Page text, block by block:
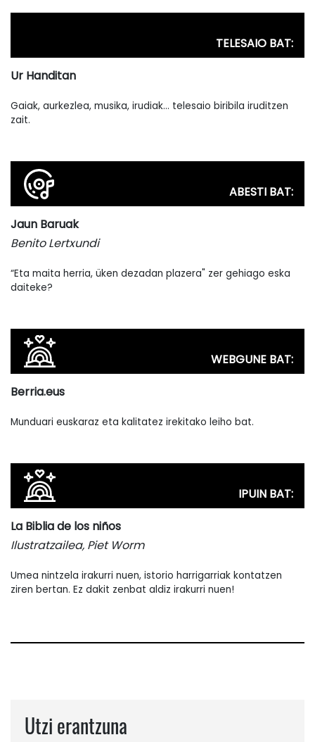
TELESAIO BAT:
Ur Handitan
Gaiak, aurkezlea, musika, irudiak... telesaio biribila iruditzen
zait.
ABESTI BAT:
Jaun Baruak
Benito Lertxundi
“Eta maita herria, üken dezadan plazera" zer gehiago eska
daiteke?
WEBGUNE BAT:
Berria.eus
Munduari euskaraz eta kalitatez irekitako leiho bat.
IPUIN BAT:
La Biblia de los niños
Ilustratzailea, Piet Worm
Umea nintzela irakurri nuen, istorio harrigarriak kontatzen
ziren bertan. Ez dakit zenbat aldiz irakurri nuen!
Utzi erantzuna